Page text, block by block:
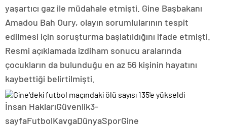
yaşartıcı gaz ile müdahale etmişti. Gine Başbakanı
Amadou Bah Oury, olayın sorumlularının tespit
edilmesi için soruşturma başlatıldığını ifade etmişti.
Resmi açıklamada izdiham sonucu aralarında
çocukların da bulunduğu en az 56 kişinin hayatını
kaybettiği belirtilmişti.
İnsan HaklarıGüvenlik3-
sayfaFutbolKavgaDünyaSporGine